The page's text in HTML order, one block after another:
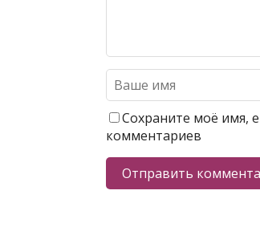
Сохраните моё имя,
комментариев